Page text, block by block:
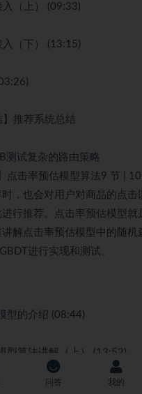
（上） (09:33)
（下） (13:15)
推荐系统总结
测试复杂的路由策略
点击率预估模型算法9 节 |
，也会对用户对商品的点击
行推荐。点击率预估模型就
解点击率预估模型中的随机
进行实现和测试。
型的介绍 (08:44)
型算法讲解（上） (13:52)
问答 我的